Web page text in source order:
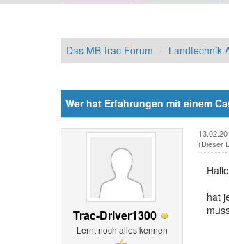
Das MB-trac Forum Landtechnik
Wer hat Erfahrungen mit einem
Trac-Driver1300
Lernt noch alles kennen
(Dieser
hat